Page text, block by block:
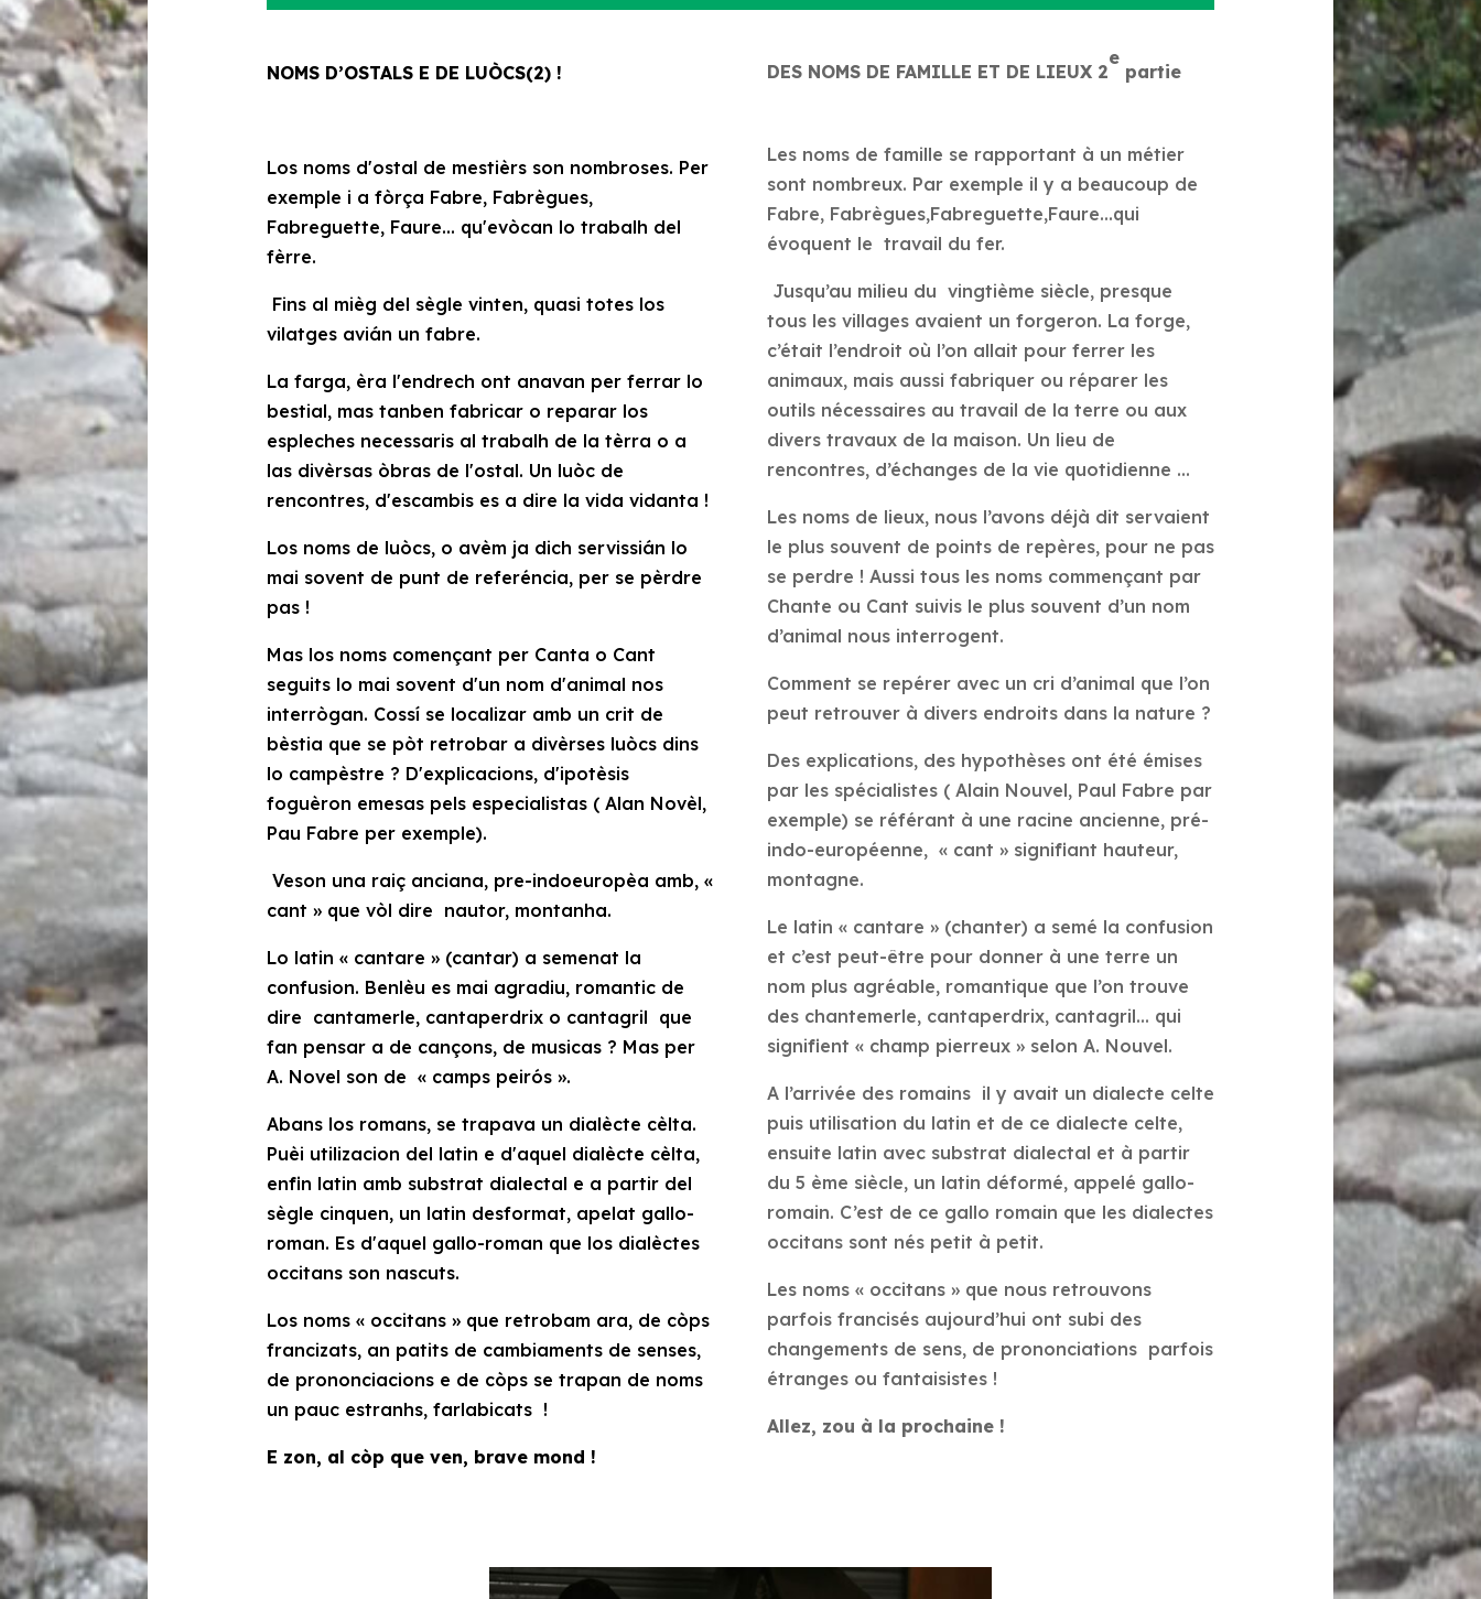
flèches
pour
diminuer
le
volume.
NOMS D’OSTALS E DE LUÒCS(2) !
Los noms d'ostal de mestièrs son nombroses. Per
exemple i a fòrça Fabre, Fabrègues,
Fabreguette, Faure… qu'evòcan lo trabalh del
fèrre.
Fins al mièg del sègle vinten, quasi totes los
vilatges avián un fabre.
La farga, èra l'endrech ont anavan per ferrar lo
bestial, mas tanben fabricar o reparar los
espleches necessaris al trabalh de la tèrra o a
las divèrsas òbras de l'ostal. Un luòc de
rencontres, d'escambis es a dire la vida vidanta !
Los noms de luòcs, o avèm ja dich servissián lo
mai sovent de punt de referéncia, per se pèrdre
pas !
Mas los noms començant per Canta o Cant
seguits lo mai sovent d'un nom d'animal nos
interrògan. Cossí se localizar amb un crit de
bèstia que se pòt retrobar a divèrses luòcs dins
lo campèstre ? D'explicacions, d'ipotèsis
foguèron emesas pels especialistas ( Alan Novèl,
Pau Fabre per exemple).
Veson una raiç anciana, pre-indoeuropèa amb, «
cant »que vòl dire nautor, montanha.
Lo latin « cantare »(cantar) a semenat la
confusion. Benlèu es mai agradiu, romantic de
dire cantamerle, cantaperdrix o cantagril que
fan pensar a de cançons, de musicas ? Mas per
A. Novel son de « camps peirós ».
Abans los romans, se trapava un dialècte cèlta.
Puèi utilizacion del latin e d'aquel dialècte cèlta,
enfin latin amb substrat dialectal e a partir del
sègle cinquen, un latin desformat, apelat gallo-
roman. Es d'aquel gallo-roman que los dialèctes
occitans son nascuts.
Los noms « occitans » que retrobam ara, de còps
francizats, an patits de cambiaments de senses,
de prononciacions e de còps se trapan de noms
un pauc estranhs, farlabicats !
E zon, al còp que ven, brave mond !
DES NOMS DE FAMILLE ET DE LIEUX 2
e
partie
Les noms de famille se rapportant à un métier
sont nombreux. Par exemple il y a beaucoup de
Fabre, Fabrègues,Fabreguette,Faure…qui
évoquent le travail du fer.
Jusqu’au milieu du vingtième siècle, presque
tous les villages avaient un forgeron. La forge,
c’était l’endroit où l’on allait pour ferrer les
animaux, mais aussi fabriquer ou réparer les
outils nécessaires au travail de la terre ou aux
divers travaux de la maison. Un lieu de
rencontres, d’échanges de la vie quotidienne ...
Les noms de lieux, nous l’avons déjà dit servaient
le plus souvent de points de repères, pour ne pas
se perdre ! Aussi tous les noms commençant par
Chante ou Cant suivis le plus souvent d’un nom
d’animal nous interrogent.
Comment se repérer avec un cri d’animal que l’on
peut retrouver à divers endroits dans la nature ?
Des explications, des hypothèses ont été émises
par les spécialistes ( Alain Nouvel, Paul Fabre par
exemple) se référant à une racine ancienne, pré-
indo-européenne, « cant » signifiant hauteur,
montagne.
Le latin « cantare » (chanter) a semé la confusion
et c’est peut-être pour donner à une terre un
nom plus agréable, romantique que l’on trouve
des chantemerle, cantaperdrix, cantagril… qui
signifient « champ pierreux » selon A. Nouvel.
A l’arrivée des romains il y avait un dialecte celte
puis utilisation du latin et de ce dialecte celte,
ensuite latin avec substrat dialectal et à partir
du 5 ème siècle, un latin déformé, appelé gallo-
romain. C’est de ce gallo romain que les dialectes
occitans sont nés petit à petit.
Les noms « occitans » que nous retrouvons
parfois francisés aujourd’hui ont subi des
changements de sens, de prononciations parfois
étranges ou fantaisistes !
Allez, zou à la prochaine !